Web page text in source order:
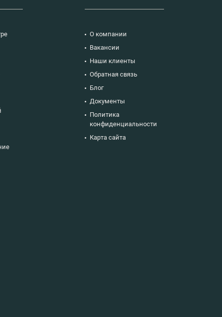
О компании
Вакансии
Наши клиенты
Обратная связь
Блог
Документы
Политика
конфиденциальности
Карта сайта